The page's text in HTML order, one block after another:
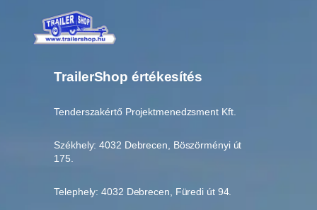
TrailerShop értékesítés
Tenderszakértő Projektmenedzsment Kft.
Székhely: 4032 Debrecen, Böszörményi út
175.
Telephely: 4032 Debrecen, Füredi út 94.